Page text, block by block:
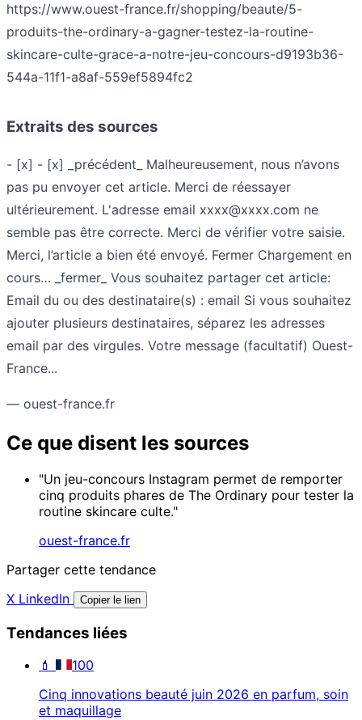
https://www.ouest-france.fr/shopping/beaute/5-
produits-the-ordinary-a-gagner-testez-la-routine-
skincare-culte-grace-a-notre-jeu-concours-d9193b36-
544a-11f1-a8af-559ef5894fc2
Extraits des sources
- [x] - [x] _précédent_ Malheureusement, nous n’avons
pas pu envoyer cet article. Merci de réessayer
ultérieurement. L'adresse email xxxx@xxxx.com ne
semble pas être correcte. Merci de vérifier votre saisie.
Merci, l’article a bien été envoyé. Fermer Chargement en
cours… _fermer_ Vous souhaitez partager cet article:
Email du ou des destinataire(s) : email Si vous souhaitez
ajouter plusieurs destinataires, séparez les adresses
email par des virgules. Votre message (facultatif) Ouest-
France...
— ouest-france.fr
Ce que disent les sources
"Un jeu-concours Instagram permet de remporter
cinq produits phares de The Ordinary pour tester la
routine skincare culte."
ouest-france.fr
Partager cette tendance
X LinkedIn Copier le lien
Tendances liées
💄
100
Cinq innovations beauté juin 2026 en parfum, soin
et maquillage